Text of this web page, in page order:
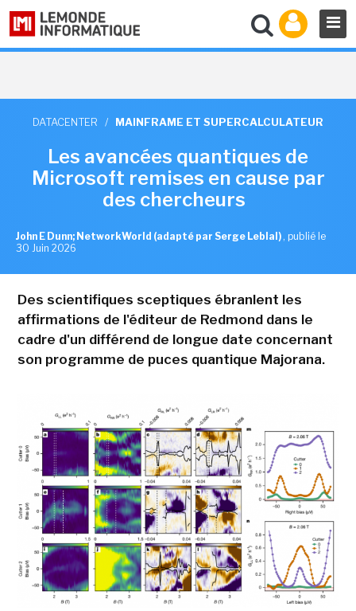
DATACENTER / MAINFRAME ET SUPERCALCULATEUR
Les avancées quantiques de
Microsoft remises en cause par
des chercheurs
John E Dunn; NetworkWorld (adapté par Serge Leblal) , publié le
30 Juin 2026
Des scientifiques sceptiques ébranlent les
affirmations de l'éditeur de Redmond dans le
cadre d'un différend de longue date concernant
son programme de puces quantique Majorana.